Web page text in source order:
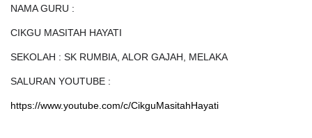
NAMA GURU :
CIKGU MASITAH HAYATI
SEKOLAH : SK RUMBIA, ALOR GAJAH, MELAKA
SALURAN YOUTUBE :
https://www.youtube.com/c/CikguMasitahHayati